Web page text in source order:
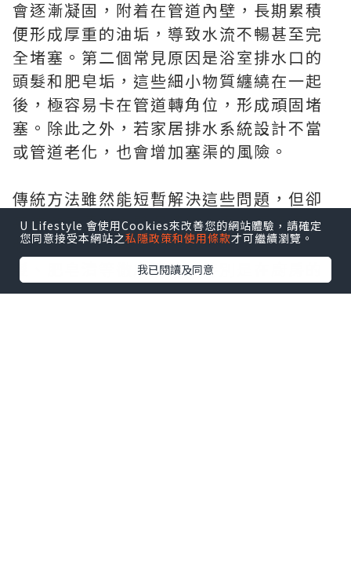
會逐漸凝固，附着在管道內壁，長期累積
便形成厚重的油垢，導致水流不暢甚至完
全堵塞。第二個常見原因是浴室排水口的
頭髮和肥皂垢，這些細小物質纏繞在一起
後，極容易卡在管道轉角位，形成頑固堵
塞。除此之外，若家居排水系統設計不當
或管道老化，也會增加塞渠的風險。
傳統方法雖然能短暫解決這些問題，但卻
無法徹底清理內壁沉積物。而高壓通渠的
強大水流能直接沖刷管道，將油垢、頭
髮、肥皂漬等徹底清除。特別是在廚房的
油脂問題上，高壓水力能有效擊碎並沖走
U Lifestyle 會使用Cookies來改善您的網站體驗，請確定
您同意接受本網站之私隱政策和使用條款才可繼續瀏覽。
我已閱讀及同意